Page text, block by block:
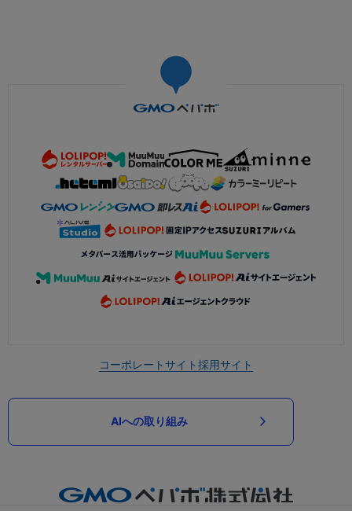
コーポレートサイト採用サイト
AIへの取り組み